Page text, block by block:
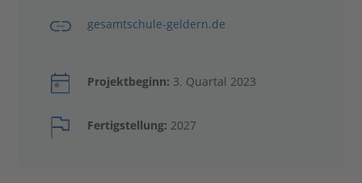
gesamtschule-geldern.de
Projektbeginn: 3. Quartal 2023
Fertigstellung: 2027